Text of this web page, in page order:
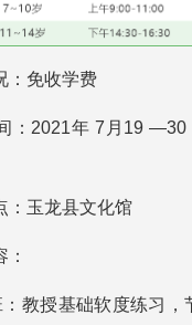
：免收学费
：2021年 7月19
：玉龙县文化馆
教授基础软度练习，